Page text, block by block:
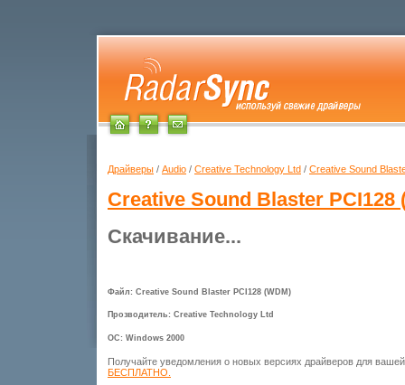
Драйверы / Audio / Creative Technology Ltd / Creative Sound
Creative Sound Blaster PCI128
Скачивание...
Файл: Creative Sound Blaster PCI128 (WDM)
Прозводитель: Creative Technology Ltd
ОС: Windows 2000
Получайте уведомления о новых версиях драйверов для
БЕСПЛАТНО.